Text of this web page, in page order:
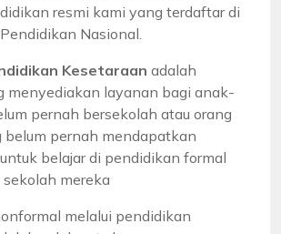
resmi kami yang terdaftar di
Nasional.
Kesetaraan adalah
menyediakan layanan bagi anak-
pernah bersekolah atau orang
belum pernah mendapatkan
belajar di pendidikan formal
mereka
melalui pendidikan